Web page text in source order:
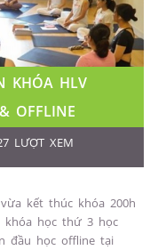
KHÓA HLV
OFFLINE
LƯỢT XEM
kết thúc khóa 200h
khóa học thứ 3 học
đầu học offline tại